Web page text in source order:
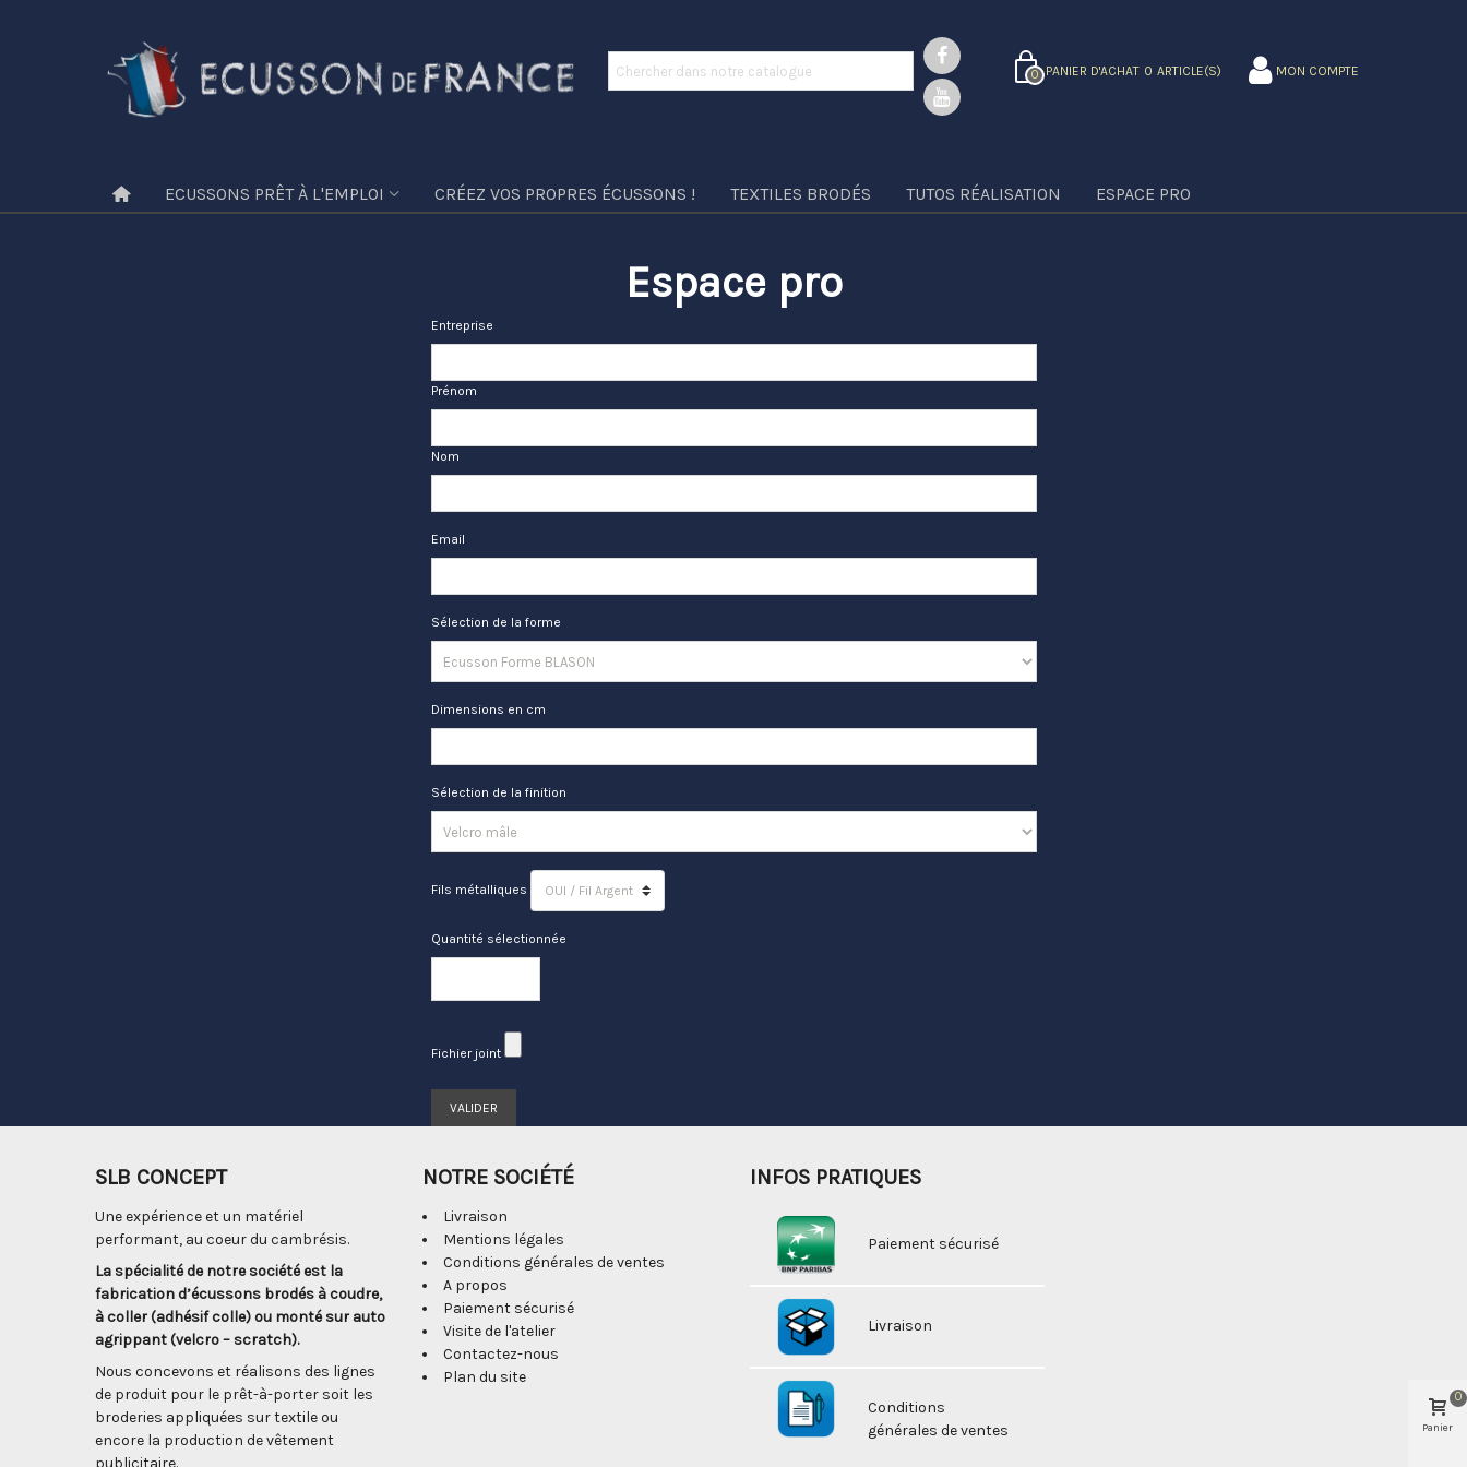
0 PANIER D'ACHAT 0 ARTICLE(S) MON COMPTE
ECUSSONS PRÊT À L'EMPLOI CRÉEZ VOS PROPRES ÉCUSSONS ! TEXTILES BRODÉS TUTOS RÉALISATION ESPACE PRO
Espace pro
Entreprise
Prénom
Nom
Email
Sélection de la forme
Dimensions en cm
Sélection de la finition
Fils métalliques
Quantité sélectionnée
Fichier joint
VALIDER
SLB CONCEPT
Une expérience et un matériel
performant, au coeur du cambrésis.
La spécialité de notre société est la
fabrication d’écussons brodés à coudre,
à coller (adhésif colle) ou monté sur auto
agrippant (velcro – scratch).
Nous concevons et réalisons des lignes
de produit pour le prêt-à-porter soit les
broderies appliquées sur textile ou
encore la production de vêtement
publicitaire.
NOTRE SOCIÉTÉ
Livraison
Mentions légales
Conditions générales de ventes
A propos
Paiement sécurisé
Visite de l'atelier
Contactez-nous
Plan du site
INFOS PRATIQUES
Paiement sécurisé
Livraison
Conditions
générales de ventes
Panier
0